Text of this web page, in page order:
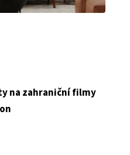
na zahraniční filmy